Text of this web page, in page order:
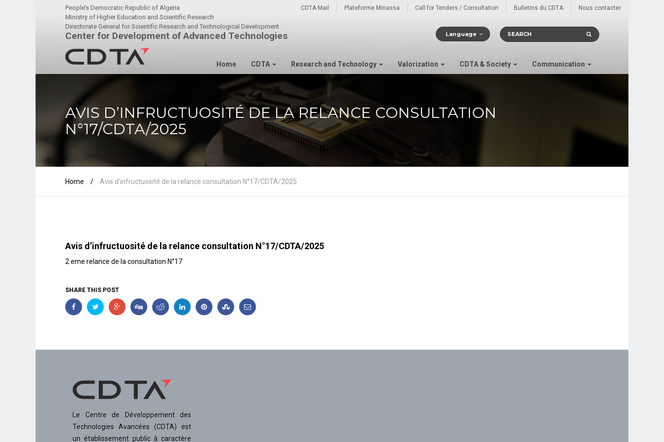
Nous contacter
Bulletins du CDTA
Call for Tenders / Consultation
Plateforme Minassa
CDTA Mail
Language
People’s Democratic Republic of Algeria
Ministry of Higher Education and Scientific Research
Directorate General for Scientific Research and Technological Development
Center for Development of Advanced Technologies
Home CDTA Research and Technology Valorization CDTA & Society Communication
AVIS D’INFRUCTUOSITÉ DE LA RELANCE CONSULTATION
N°17/CDTA/2025
Home / Avis d’infructuosité de la relance consultation N°17/CDTA/2025
Avis d’infructuosité de la relance consultation N°17/CDTA/2025
2 eme relance de la consultation N°17
SHARE THIS POST
Le Centre de Développement des
Technologies Avancées (CDTA) est
un établissement public à caractère